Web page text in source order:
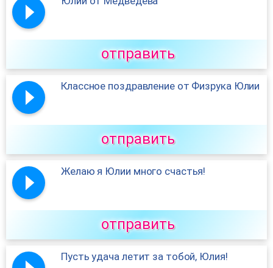
отправить
Классное поздравление от Физрука Юлии
отправить
Желаю я Юлии много счастья!
отправить
Пусть удача летит за тобой, Юлия!